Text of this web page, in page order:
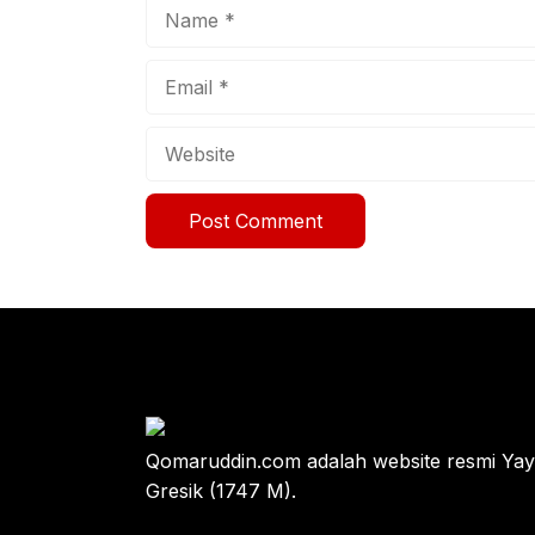
Qomaruddin.com adalah website resmi
Gresik (1747 M).